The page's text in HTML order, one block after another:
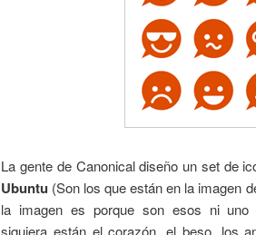
La gente de Canonical diseño un set de
Ubuntu (Son los que están en la imagen
la imagen es porque son esos ni
siquiera están el corazón, el beso, los